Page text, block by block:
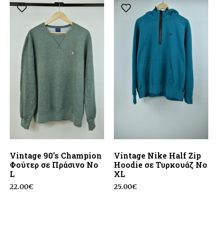
Vintage 90’s Champion
Φούτερ σε Πράσινο No
L
22.00€
Vintage Nike Half Zip
Hoodie σε Τυρκουάζ No
XL
25.00€